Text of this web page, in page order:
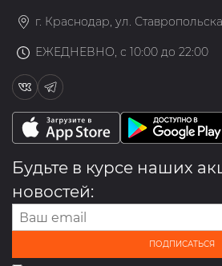
г. Краснодар, ул.
ЕЖЕДНЕВНО, с 10:00 до 22:00
Будьте в курсе наших
новостей:
ПОДПИСАТЬСЯ